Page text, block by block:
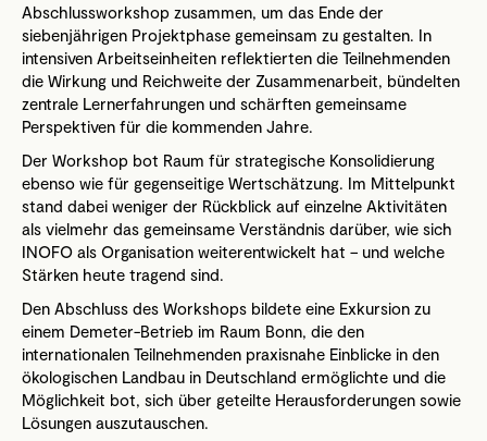
Abschlussworkshop zusammen, um das Ende der
siebenjährigen Projektphase gemeinsam zu gestalten. In
intensiven Arbeitseinheiten reflektierten die Teilnehmenden
die Wirkung und Reichweite der Zusammenarbeit, bündelten
zentrale Lernerfahrungen und schärften gemeinsame
Perspektiven für die kommenden Jahre.
Der Workshop bot Raum für strategische Konsolidierung
ebenso wie für gegenseitige Wertschätzung. Im Mittelpunkt
stand dabei weniger der Rückblick auf einzelne Aktivitäten
als vielmehr das gemeinsame Verständnis darüber, wie sich
INOFO als Organisation weiterentwickelt hat – und welche
Stärken heute tragend sind.
Den Abschluss des Workshops bildete eine Exkursion zu
einem Demeter-Betrieb im Raum Bonn, die den
internationalen Teilnehmenden praxisnahe Einblicke in den
ökologischen Landbau in Deutschland ermöglichte und die
Möglichkeit bot, sich über geteilte Herausforderungen sowie
Lösungen auszutauschen.